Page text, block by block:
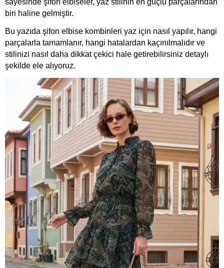
sayesinde şifon elbiseler, yaz stilinin en güçlü parçalarından
biri haline gelmiştir.
Bu yazıda şifon elbise kombinleri yaz için nasıl yapılır, hangi
parçalarla tamamlanır, hangi hatalardan kaçınılmalıdır ve
stilinizi nasıl daha dikkat çekici hale getirebilirsiniz detaylı
şekilde ele alıyoruz.